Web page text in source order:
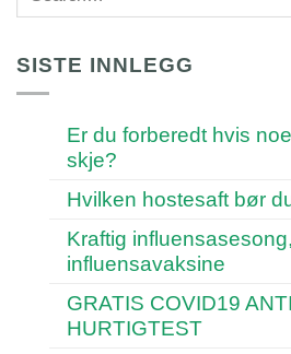
SISTE INNLEGG
Er du forberedt hvis
skje?
Hvilken hostesaft bør
Kraftig
influensavaksine
GRATIS COVID19
HURTIGTEST